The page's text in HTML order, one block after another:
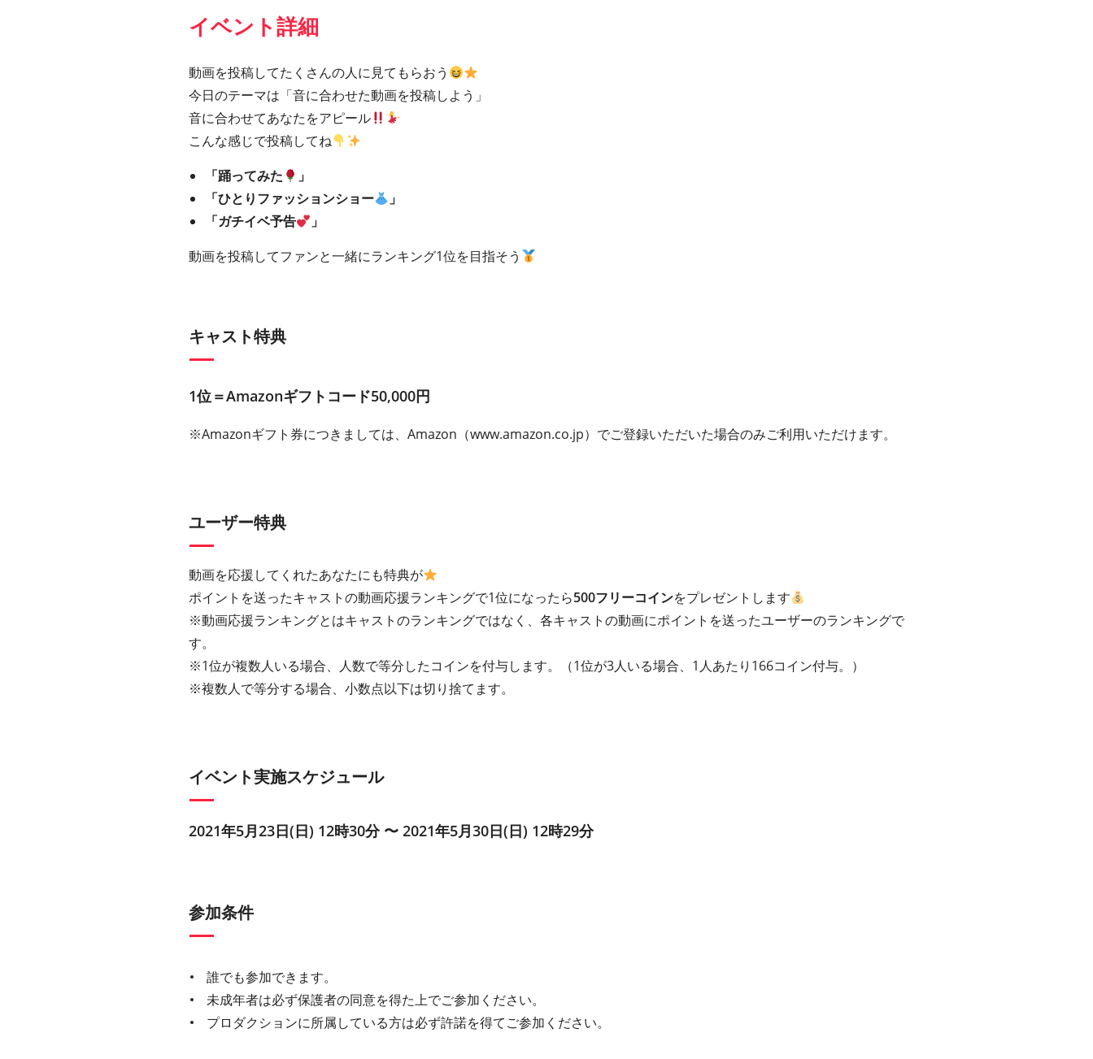
イベント詳細
動画を投稿してたくさんの人に見てもらおう
今日のテーマは「音に合わせた動画を投稿しよう」
音に合わせてあなたをアピール
こんな感じで投稿してね
「踊ってみた
」
「ひとりファッションショー
」
「ガチイベ予告
」
動画を投稿してファンと一緒にランキング1位を目指そう
キャスト特典
1位＝Amazonギフトコード50,000円
※Amazonギフト券につきましては、Amazon（www.amazon.co.jp）でご登録いただいた場合のみご利用いただけます。
ユーザー特典
動画を応援してくれたあなたにも特典が
ポイントを送ったキャストの動画応援ランキングで1位になったら500フリーコインをプレゼントします
※動画応援ランキングとはキャストのランキングではなく、各キャストの動画にポイントを送ったユーザーのランキングで
す。
※1位が複数人いる場合、人数で等分したコインを付与します。（1位が3人いる場合、1人あたり166コイン付与。）
※複数人で等分する場合、小数点以下は切り捨てます。
イベント実施スケジュール
2021年5月23日(日) 12時30分 〜 2021年5月30日(日) 12時29分
参加条件
誰でも参加できます。
未成年者は必ず保護者の同意を得た上でご参加ください。
プロダクションに所属している方は必ず許諾を得てご参加ください。